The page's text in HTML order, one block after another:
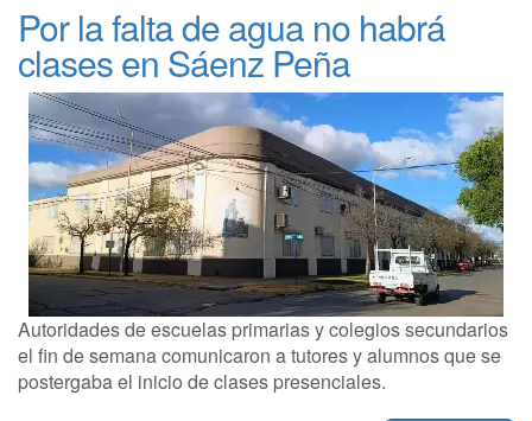
Por la falta de agua no habrá
clases en Sáenz Peña
Autoridades de escuelas primarias y colegios secundarios
el fin de semana comunicaron a tutores y alumnos que se
postergaba el inicio de clases presenciales.